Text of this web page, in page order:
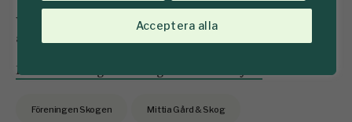
Acceptera alla
Vi finns i monter C1. Hoppas vi ses i Ljusdal 14 – 15
augusti!
Här kan du registrera dig och få din biljett.
Föreningen Skogen Mittia Gård & Skog